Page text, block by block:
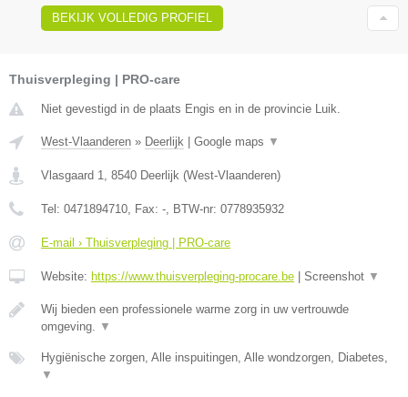
BEKIJK VOLLEDIG PROFIEL
Thuisverpleging | PRO-care
Niet gevestigd in de plaats Engis en in de provincie Luik.
West-Vlaanderen » Deerlijk | Google maps ▼
Vlasgaard 1 8540 Deerlijk (West-Vlaanderen)
Tel: 0471894710 , Fax: - , BTW-nr: 0778935932
E-mail › Thuisverpleging | PRO-care
Website: https://www.thuisverpleging-procare.be | Screenshot ▼
Wij bieden een professionele warme zorg in uw vertrouwde
omgeving.
▼
Hygiënische zorgen, Alle inspuitingen, Alle wondzorgen, Diabetes,
▼